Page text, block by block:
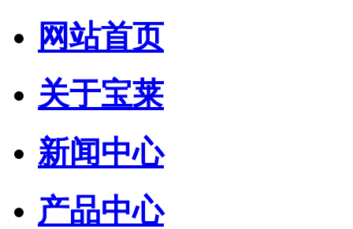
网站首页
关于宝莱
新闻中心
产品中心